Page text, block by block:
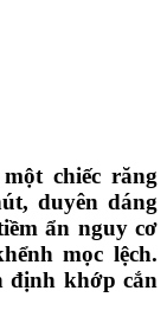
chiếc răng
duyên dáng
ẩn nguy cơ
mọc lệch.
định khớp cắn